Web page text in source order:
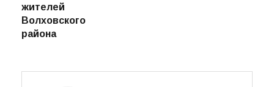
сразу два
вопроса от
жителей